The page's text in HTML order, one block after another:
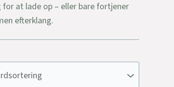
at lade op – eller bare fortjener
efterklang.